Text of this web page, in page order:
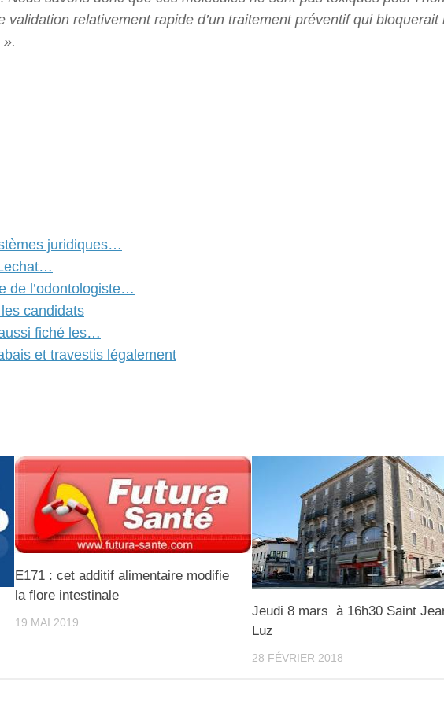
validation relativement rapide d’un traitement préventif qui bloquerait
juridiques…
de l’odontologiste…
candidats
fiché les…
et travestis légalement
E171 : cet additif alimentaire modifie
la flore intestinale
19 MAI 2019
Jeudi 8 mars à 16h30 Saint
Luz
28 FÉVRIER 2018